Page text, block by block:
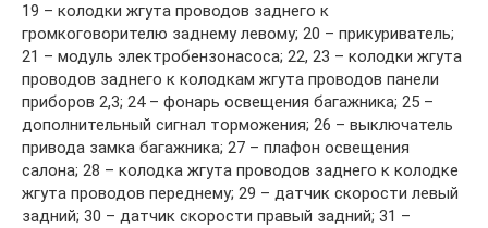
19 – колодки жгута проводов заднего к
громкоговорителю заднему левому; 20 – прикуриватель;
21 – модуль электробензонасоса; 22, 23 – колодки жгута
проводов заднего к колодкам жгута проводов панели
приборов 2,3; 24 – фонарь освещения багажника; 25 –
дополнительный сигнал торможения; 26 – выключатель
привода замка багажника; 27 – плафон освещения
салона; 28 – колодка жгута проводов заднего к колодке
жгута проводов переднему; 29 – датчик скорости левый
задний; 30 – датчик скорости правый задний; 31 –